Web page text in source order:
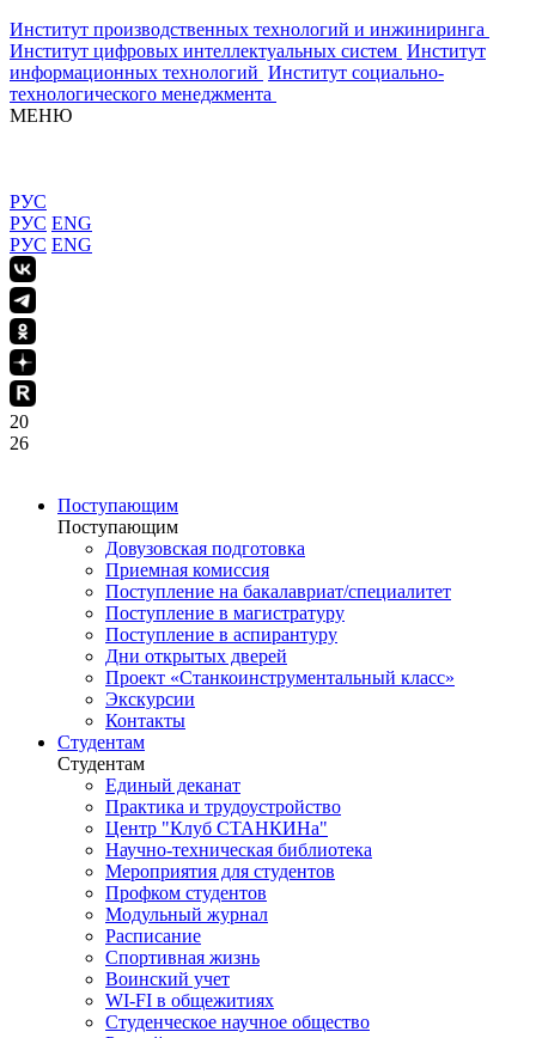
Институт производственных технологий и инжиниринга
Институт цифровых интеллектуальных систем Институт
информационных технологий Институт социально-
технологического менеджмента
МЕНЮ
РУС
РУС ENG
РУС ENG
20
26
Поступающим
Поступающим
Довузовская подготовка
Приемная комиссия
Поступление на бакалавриат/специалитет
Поступление в магистратуру
Поступление в аспирантуру
Дни открытых дверей
Проект «Станкоинструментальный класс»
Экскурсии
Контакты
Студентам
Студентам
Единый деканат
Практика и трудоустройство
Центр "Клуб СТАНКИНа"
Научно-техническая библиотека
Мероприятия для студентов
Профком студентов
Модульный журнал
Расписание
Спортивная жизнь
Воинский учет
WI-FI в общежитиях
Студенческое научное общество